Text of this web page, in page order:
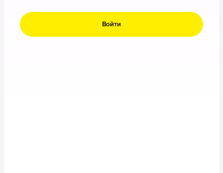
Войти